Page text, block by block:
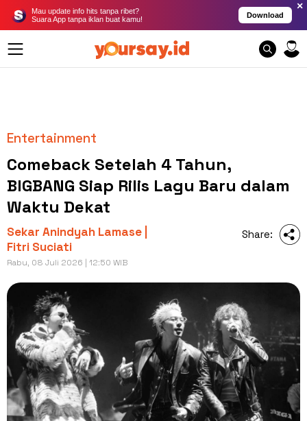
Mau update info hits tanpa ribet?
Suara App tanpa iklan buat kamu!
Download
×
Entertainment
Comeback Setelah 4 Tahun,
BIGBANG Siap Rilis Lagu Baru dalam
Waktu Dekat
Sekar Anindyah Lamase |
Fitri Suciati
Rabu, 08 Juli 2026 | 12:50 WIB
Share: